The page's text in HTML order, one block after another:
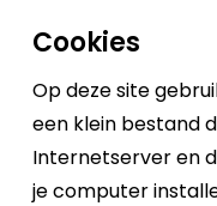
Cookies
Op deze site
een klein bestand
Internetserver en
je computer